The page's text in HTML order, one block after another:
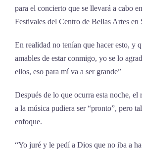
para el concierto que se llevará a cabo
Festivales del Centro de Bellas Artes en
En realidad no tenían que hacer esto, y
amables de estar conmigo, yo se lo
ellos, eso para mí va a ser grande”
Después de lo que ocurra esta noche, el
a la música pudiera ser “pronto”, pero
enfoque.
“Yo juré y le pedí a Dios que no iba a